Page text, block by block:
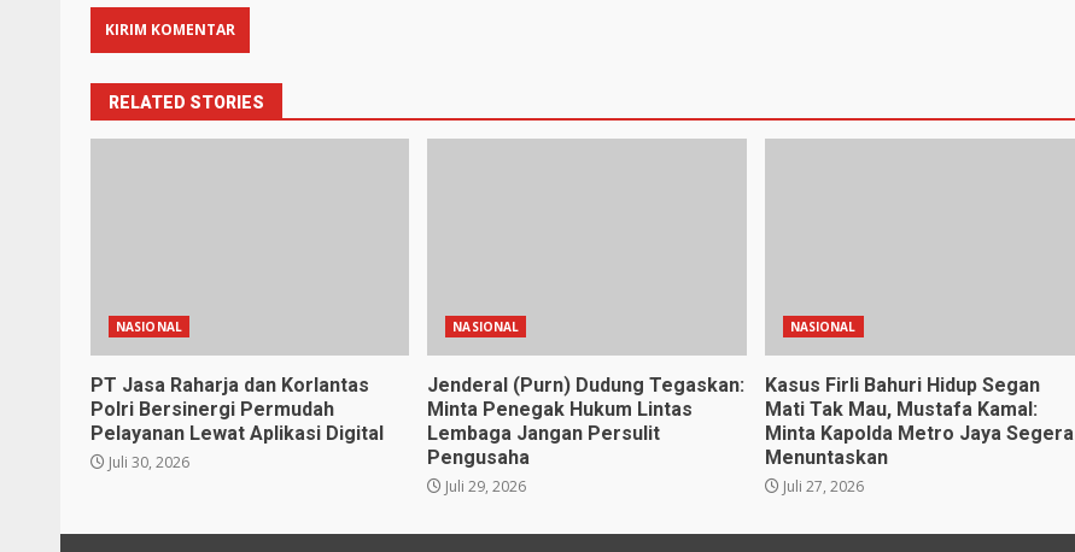
RELATED STORIES
NASIONAL
PT Jasa Raharja dan Korlantas
Polri Bersinergi Permudah
Pelayanan Lewat Aplikasi Digital
Juli 30, 2026
NASIONAL
Jenderal (Purn) Dudung Tegaskan:
Minta Penegak Hukum Lintas
Lembaga Jangan Persulit
Pengusaha
Juli 29, 2026
NASIONAL
Kasus Firli Bahuri Hidup Segan
Mati Tak Mau, Mustafa Kamal:
Minta Kapolda Metro Jaya Segera
Menuntaskan
Juli 27, 2026